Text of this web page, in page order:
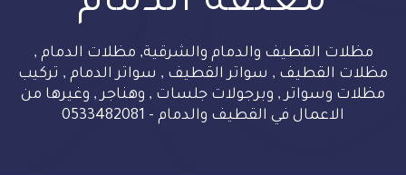
مظلات القطيف والدمام والشرقية, مظلات الدمام ,
مظلات القطيف , سواتر القطيف , سواتر الدمام , تركيب
مظلات وسواتر , وبرجولات جلسات , وهناجر , وغيرها من
الاعمال في القطيف والدمام - 0533482081